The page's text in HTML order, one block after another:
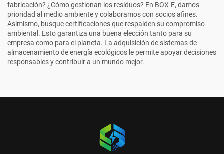
fabricación? ¿Cómo gestionan los residuos? En BOX-E, damos
prioridad al medio ambiente y colaboramos con socios afines.
Asimismo, busque certificaciones que respalden su compromiso
ambiental. Esto garantiza una buena elección tanto para su
empresa como para el planeta. La adquisición de sistemas de
almacenamiento de energía ecológicos le permite apoyar decisiones
responsables y contribuir a un mundo mejor.